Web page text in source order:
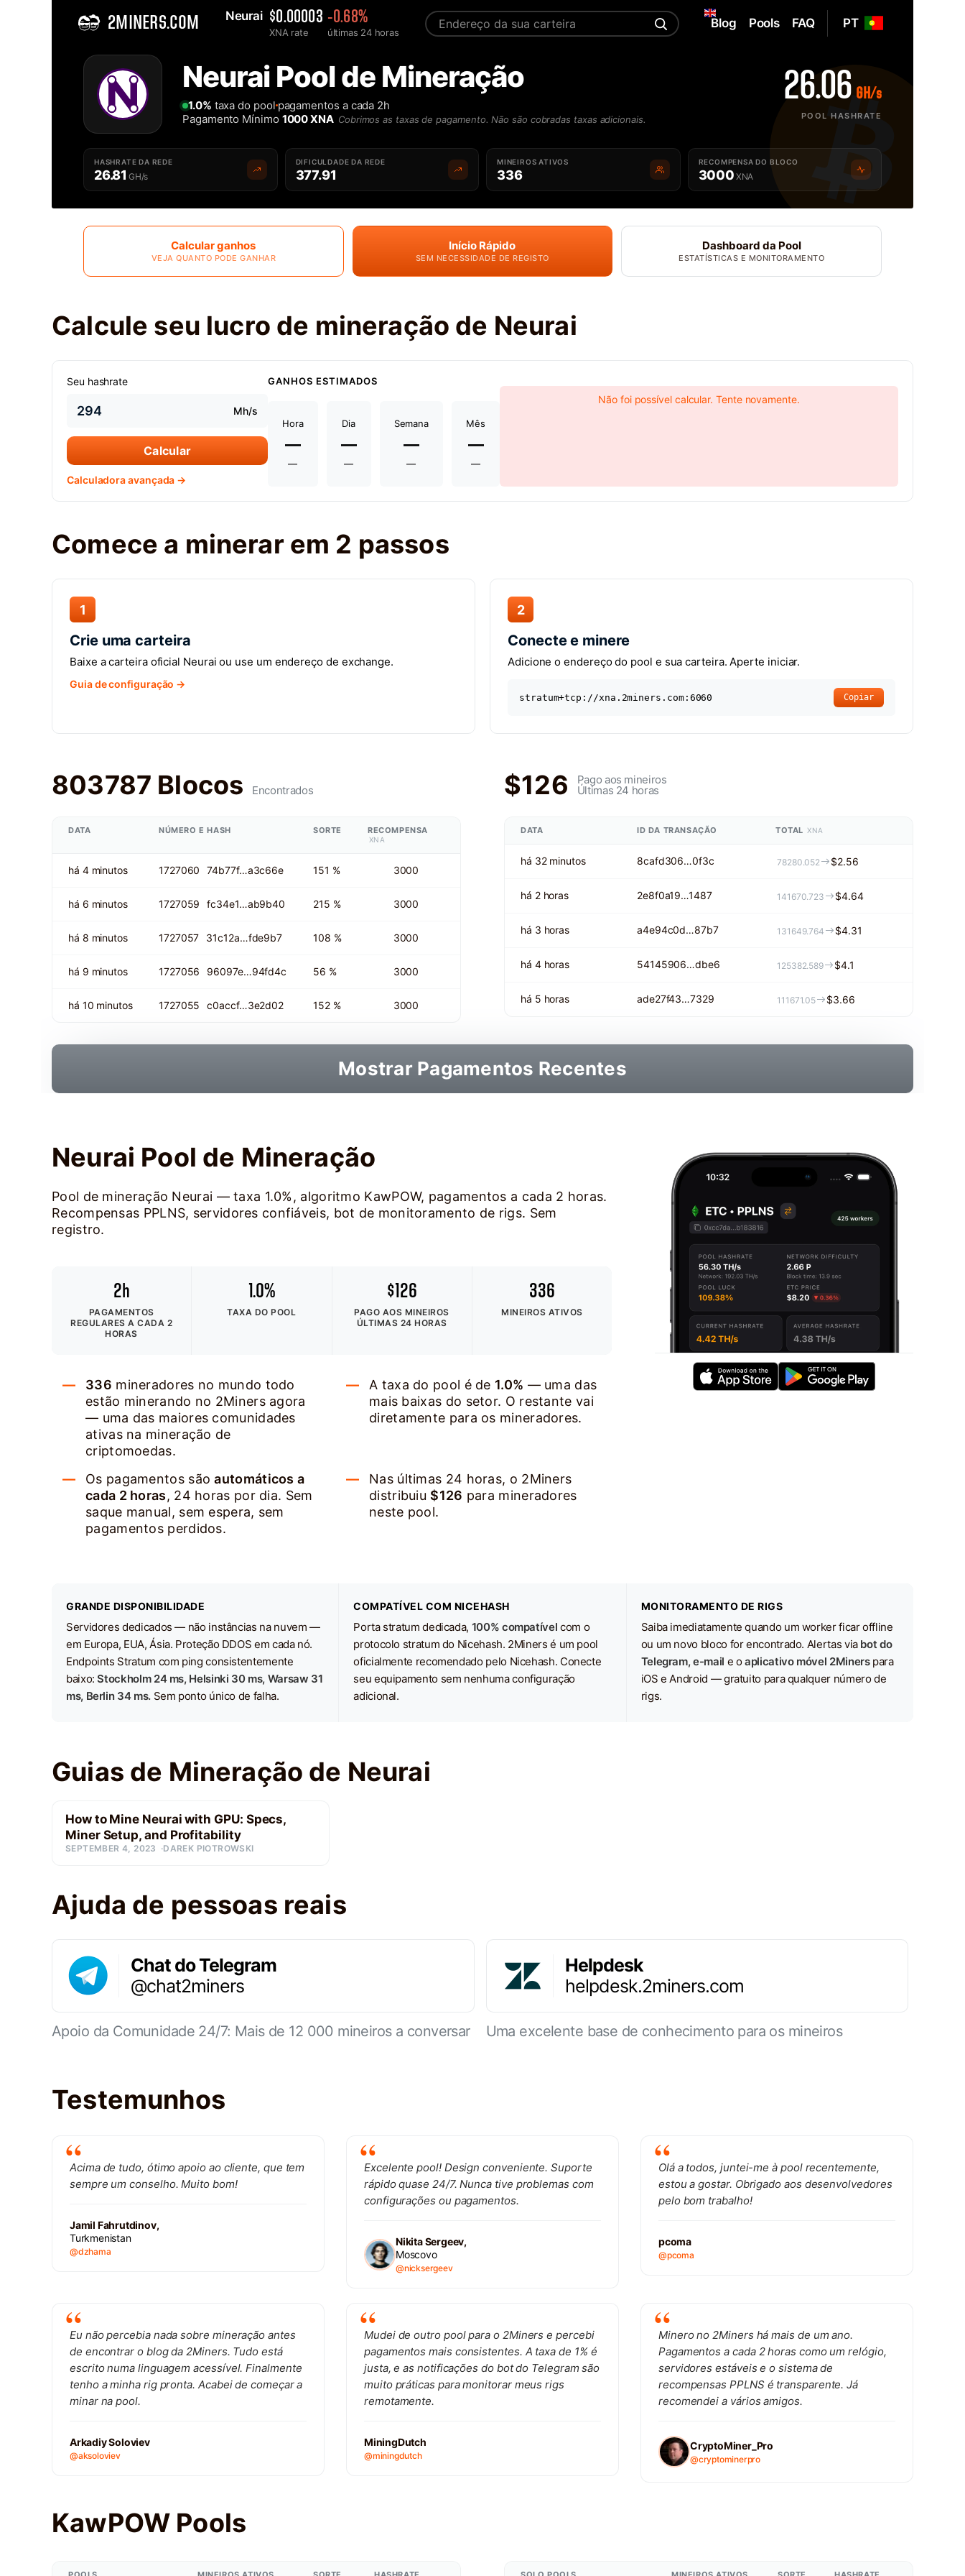
2MINERS.COM Neurai $0.00003
XNA rate
-0.68%
últimas 24 horas
PT
Blog Pools FAQ
A Melhor Pool de Mineração de Neurai XNA - 2MinersNeurai Pool de Mineração
1.0% taxa do poolpagamentos a cada 2h
Pagamento Mínimo 1000 XNA Cobrimos as taxas de pagamento. Não são cobradas taxas adicionais.
26.06 GH/s
POOL HASHRATE
HASHRATE DA REDE
26.81 GH/s
DIFICULDADE DA REDE
377.91
MINEIROS ATIVOS
336
RECOMPENSA DO BLOCO
3000 XNA
Calcular ganhos
VEJA QUANTO PODE GANHAR
Início Rápido
SEM NECESSIDADE DE REGISTO
Dashboard da Pool
ESTATÍSTICAS E MONITORAMENTO
Calcule seu lucro de mineração de Neurai
Seu hashrate
Mh/s
Calcular
Calculadora avançada →
GANHOS ESTIMADOS
Hora
—
—
Dia
—
—
Semana
—
—
Mês
—
—
Não foi possível calcular. Tente novamente.
Comece a minerar em 2 passos
1
Crie uma carteira
Baixe a carteira oficial Neurai ou use um endereço de exchange.
Guia de configuração →
2
Conecte e minere
Adicione o endereço do pool e sua carteira. Aperte iniciar.
stratum+tcp://xna.2miners.com:6060 Copiar
803787 Blocos Encontrados
DATA NÚMERO E HASH SORTE RECOMPENSA
XNA
há 4 minutos 1727060 74b77f…a3c66e 151 % 3000
há 6 minutos 1727059 fc34e1…ab9b40 215 % 3000
há 8 minutos 1727057 31c12a…fde9b7 108 % 3000
há 9 minutos 1727056 96097e…94fd4c 56 % 3000
há 10 minutos 1727055 c0accf…3e2d02 152 % 3000
$126 Pago aos mineiros
Últimas 24 horas
DATA ID DA TRANSAÇÃO TOTAL XNA
há 32 minutos 8cafd306…0f3c 78280.052 $2.56
há 2 horas 2e8f0a19…1487 141670.723 $4.64
há 3 horas a4e94c0d…87b7 131649.764 $4.31
há 4 horas 54145906…dbe6 125382.589 $4.1
há 5 horas ade27f43…7329 111671.05 $3.66
Mostrar Pagamentos Recentes
Neurai Pool de Mineração
Pool de mineração Neurai — taxa 1.0%, algoritmo KawPOW, pagamentos a cada 2 horas.
Recompensas PPLNS, servidores confiáveis, bot de monitoramento de rigs. Sem
registro.
2h
PAGAMENTOS
REGULARES A CADA 2
HORAS
1.0%
TAXA DO POOL
$126
PAGO AOS MINEIROS
ÚLTIMAS 24 HORAS
336
MINEIROS ATIVOS
336 mineradores no mundo todo
estão minerando no 2Miners agora
— uma das maiores comunidades
ativas na mineração de
criptomoedas.
A taxa do pool é de 1.0% — uma das
mais baixas do setor. O restante vai
diretamente para os mineradores.
Os pagamentos sãoautomáticos a
cada 2 horas, 24 horas por dia. Sem
saque manual, sem espera, sem
pagamentos perdidos.
Nas últimas 24 horas, o 2Miners
distribuiu $126 para mineradores
neste pool.
GRANDE DISPONIBILIDADE
Servidores dedicados — não instâncias na nuvem —
em Europa, EUA, Ásia. Proteção DDOS em cada nó.
Endpoints Stratum com ping consistentemente
baixo:Stockholm 24 ms, Helsinki 30 ms, Warsaw 31
ms, Berlin 34 ms.Sem ponto único de falha.
COMPATÍVEL COM NICEHASH
Porta stratum dedicada, 100% compatível com o
protocolo stratum do Nicehash. 2Miners é um pool
oficialmente recomendado pelo Nicehash. Conecte
seu equipamento sem nenhuma configuração
adicional.
MONITORAMENTO DE RIGS
Saiba imediatamente quando um worker ficar offline
ou um novo bloco for encontrado. Alertas via bot do
Telegram, e-mail e oaplicativo móvel 2Minerspara
iOS e Android — gratuito para qualquer número de
rigs.
Guias de Mineração de Neurai
How to Mine Neurai with GPU: Specs,
Miner Setup, and Profitability
SEPTEMBER 4, 2023 DAREK PIOTROWSKI
Ajuda de pessoas reais
Chat do Telegram
@chat2miners
Apoio da Comunidade 24/7: Mais de 12 000 mineiros a conversar
Helpdesk
helpdesk.2miners.com
Uma excelente base de conhecimento para os mineiros
Testemunhos
Acima de tudo, ótimo apoio ao cliente, que tem
sempre um conselho. Muito bom!
Jamil Fahrutdinov,
Turkmenistan
@dzhama
Excelente pool! Design conveniente. Suporte
rápido quase 24/7. Nunca tive problemas com
configurações ou pagamentos.
Nikita Sergeev,
Moscovo
@nicksergeev
Olá a todos, juntei-me à pool recentemente,
estou a gostar. Obrigado aos desenvolvedores
pelo bom trabalho!
pcoma
@pcoma
Eu não percebia nada sobre mineração antes
de encontrar o blog da 2Miners. Tudo está
escrito numa linguagem acessível. Finalmente
tenho a minha rig pronta. Acabei de começar a
minar na pool.
Arkadiy Soloviev
@aksoloviev
Mudei de outro pool para o 2Miners e percebi
pagamentos mais consistentes. A taxa de 1% é
justa, e as notificações do bot do Telegram são
muito práticas para monitorar meus rigs
remotamente.
MiningDutch
@miningdutch
Minero no 2Miners há mais de um ano.
Pagamentos a cada 2 horas como um relógio,
servidores estáveis e o sistema de
recompensas PPLNS é transparente. Já
recomendei a vários amigos.
CryptoMiner_Pro
@cryptominerpro
KawPOW Pools